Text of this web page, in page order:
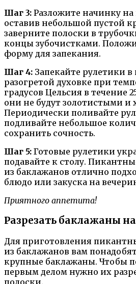
Шаг 3: Разложите начинку
оставив небольшой пустой
заверните полоски в
концы зубочистками.
форму для запекания.
Шаг 4: Запекайте рулетики в
разогретой духовке при
градусов Цельсия в течение
они не будут золотистыми и
Периодически поливайте
подливайте небольшое
сохранить сочность.
Шаг 5: Готовые рулетики
подавайте к столу.
из баклажанов отлично
блюдо или закуска на
Приятного аппетита!
Разрезать баклажаны
Для приготовления
из баклажанов вам
крупные баклажаны. Чтобы
первым делом нужно их
полоски.